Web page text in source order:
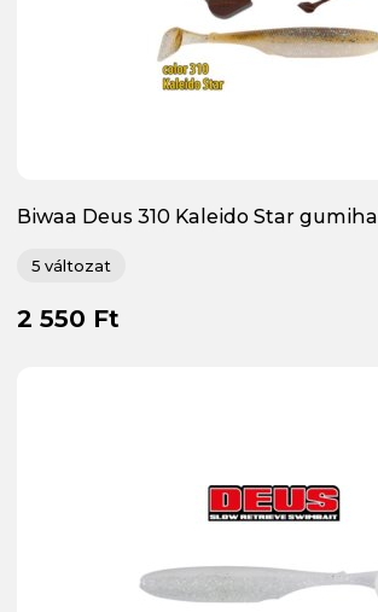
Biwaa Deus 310 Kaleido Star gumihal
5 változat
2 550 Ft